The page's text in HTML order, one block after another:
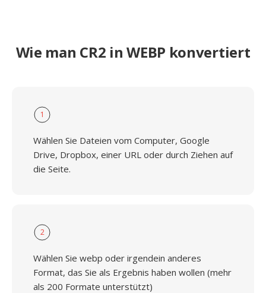
Wie man CR2 in WEBP konvertiert
1
Wählen Sie Dateien vom Computer, Google
Drive, Dropbox, einer URL oder durch Ziehen auf
die Seite.
2
Wählen Sie webp oder irgendein anderes
Format, das Sie als Ergebnis haben wollen (mehr
als 200 Formate unterstützt)